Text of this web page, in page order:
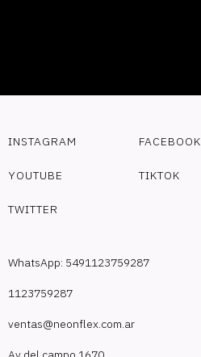
INSTAGRAM FACEBOOK
YOUTUBE TIKTOK
TWITTER
WhatsApp: 5491123759287
1123759287
ventas@neonflex.com.ar